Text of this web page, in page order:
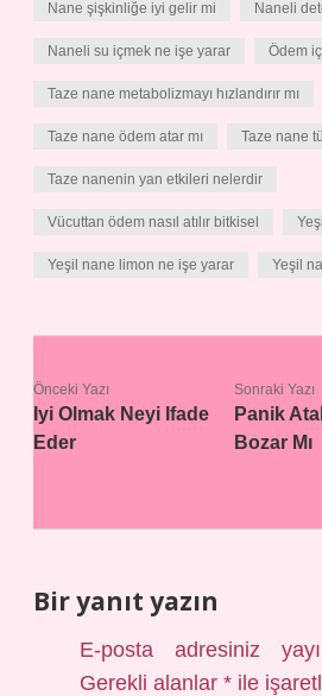
Nane şişkinliğe iyi gelir mi Naneli
Naneli su içmek ne işe yarar Ödem
Taze nane metabolizmayı hızlandırır mı
Taze nane ödem atar mı Taze nane
Taze nanenin yan etkileri nelerdir
Vücuttan ödem nasıl atılır bitkisel
Yeşil nane limon ne işe yarar Yeşil
Önceki Yazı
Iyi Olmak Neyi Ifade
Eder
Sonraki Yazı
Panik
Bozar Mı
Bir yanıt yazın
E-posta adresiniz
Gerekli alanlar* ile